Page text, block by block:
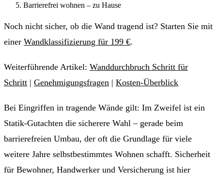
Barrierefrei wohnen – zu Hause
Noch nicht sicher, ob die Wand tragend ist? Starten Sie mit
einer Wandklassifizierung für 199 €.
Weiterführende Artikel: Wanddurchbruch Schritt für
Schritt | Genehmigungsfragen | Kosten-Überblick
Bei Eingriffen in tragende Wände gilt: Im Zweifel ist ein
Statik-Gutachten die sicherere Wahl – gerade beim
barrierefreien Umbau, der oft die Grundlage für viele
weitere Jahre selbstbestimmtes Wohnen schafft. Sicherheit
für Bewohner, Handwerker und Versicherung ist hier